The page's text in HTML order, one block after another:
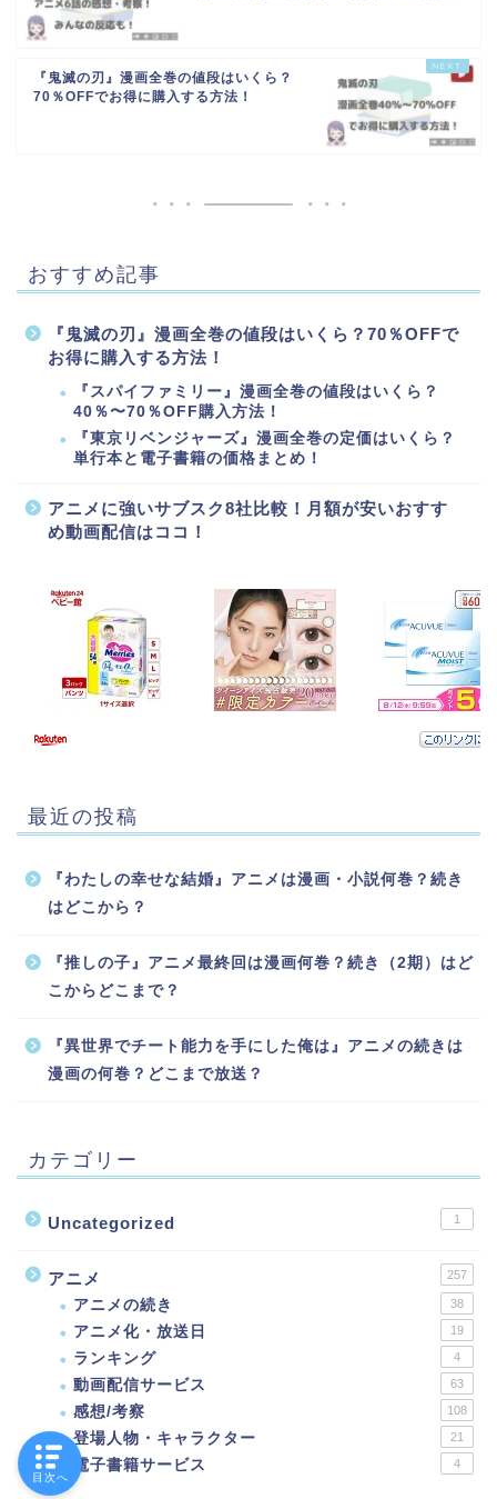
『鬼滅の刃』漫画全巻の値段はいくら？
70％OFFでお得に購入する方法！
おすすめ記事
『鬼滅の刃』漫画全巻の値段はいくら？70％OFFで
お得に購入する方法！
『スパイファミリー』漫画全巻の値段はいくら？
40％〜70％OFF購入方法！
『東京リベンジャーズ』漫画全巻の定価はいくら？
単行本と電子書籍の価格まとめ！
アニメに強いサブスク8社比較！月額が安いおすす
め動画配信はココ！
最近の投稿
『わたしの幸せな結婚』アニメは漫画・小説何巻？続き
はどこから？
『推しの子』アニメ最終回は漫画何巻？続き（2期）はど
こからどこまで？
『異世界でチート能力を手にした俺は』アニメの続きは
漫画の何巻？どこまで放送？
カテゴリー
Uncategorized 1
アニメ 257
アニメの続き 38
アニメ化・放送日 19
ランキング 4
動画配信サービス 63
感想/考察 108
登場人物・キャラクター 21
電子書籍サービス 4
目次へ